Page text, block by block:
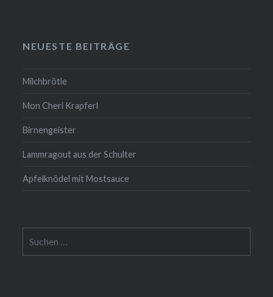
NEUESTE BEITRÄGE
Milchbrötle
Mon Cheri Krapferl
Birnengeister
Lammragout aus der Schulter
Apfelknödel mit Mostsauce
nach: